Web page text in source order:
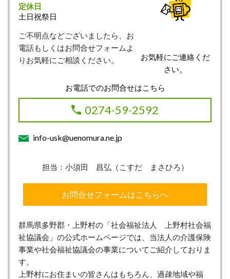
お気軽にご連絡くだ
さい。
定休日
土日祝祭日
ご不明点などございましたら、お
電話もしくはお問合せフォームよ
りお気軽にご相談ください。
お電話でのお問合せはこちら
0274-59-2592
info-usk@uenomura.ne.jp
担当：小須田 昌弘（こすだ まさひろ）
お問合せフォームはこちらへ
群馬県多野郡・上野村の「社会福祉法人 上野村社会福
祉協議会」の公式ホームページでは、当法人の介護保険
事業や社会福祉協議会の事業についてご紹介しておりま
す。
上野村にお住まいの皆さんはもちろん、過疎地域や福